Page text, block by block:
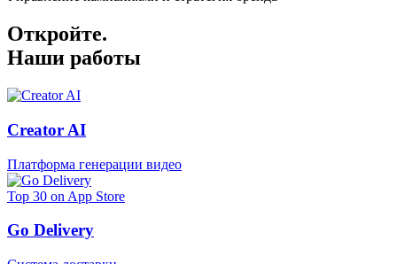
Откройте.
Наши работы
Creator AI
Платформа генерации видео
Top 30 on App Store
Go Delivery